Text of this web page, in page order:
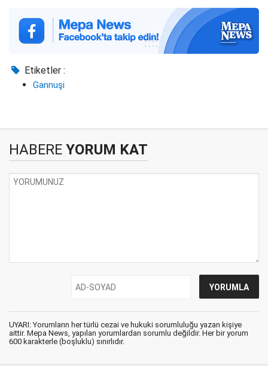
Etiketler :
Gannuşi
HABERE YORUM KAT
UYARI: Yorumların her türlü cezai ve hukuki sorumluluğu yazan kişiye
aittir. Mepa News, yapılan yorumlardan sorumlu değildir. Her bir yorum
600 karakterle (boşluklu) sınırlıdır.